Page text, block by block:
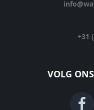
+31
VOLG